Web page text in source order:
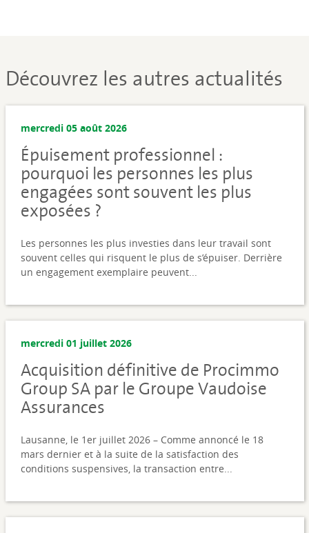
Découvrez les autres actualités
mercredi 05 août 2026
Épuisement professionnel :
pourquoi les personnes les plus
engagées sont souvent les plus
exposées ?
Les personnes les plus investies dans leur travail sont
souvent celles qui risquent le plus de s’épuiser. Derrière
un engagement exemplaire peuvent...
mercredi 01 juillet 2026
Acquisition définitive de Procimmo
Group SA par le Groupe Vaudoise
Assurances
Lausanne, le 1er juillet 2026 – Comme annoncé le 18
mars dernier et à la suite de la satisfaction des
conditions suspensives, la transaction entre...